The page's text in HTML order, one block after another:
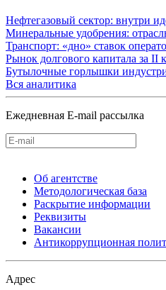
Нефтегазовый сектор: внутри
Минеральные удобрения:
Транспорт: «дно» ставок
Рынок долгового капитала за II
Бутылочные горлышки
Вся аналитика
Ежедневная E-mail рассылка
Об агентстве
Методологическая база
Раскрытие информации
Реквизиты
Вакансии
Антикоррупционная
Адрес